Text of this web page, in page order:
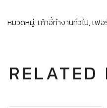
หมวดหมู่: เก้าอี้ทำงานทั่วไป,เฟอ
RELATED